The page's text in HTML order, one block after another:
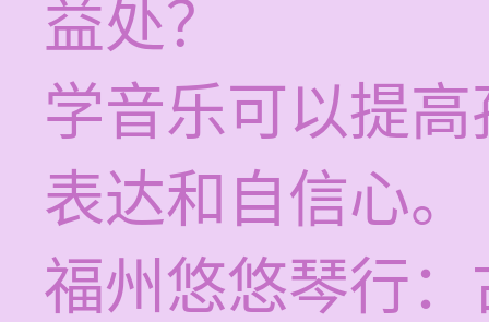
益处？
学音乐可以提
表达和自信心。
福州悠悠琴行